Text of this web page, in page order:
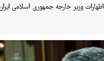
وزیر خارجه جمهوری اسلامی